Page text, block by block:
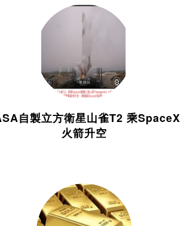
自製立方衛星山雀T2 乘SpaceX
火箭升空